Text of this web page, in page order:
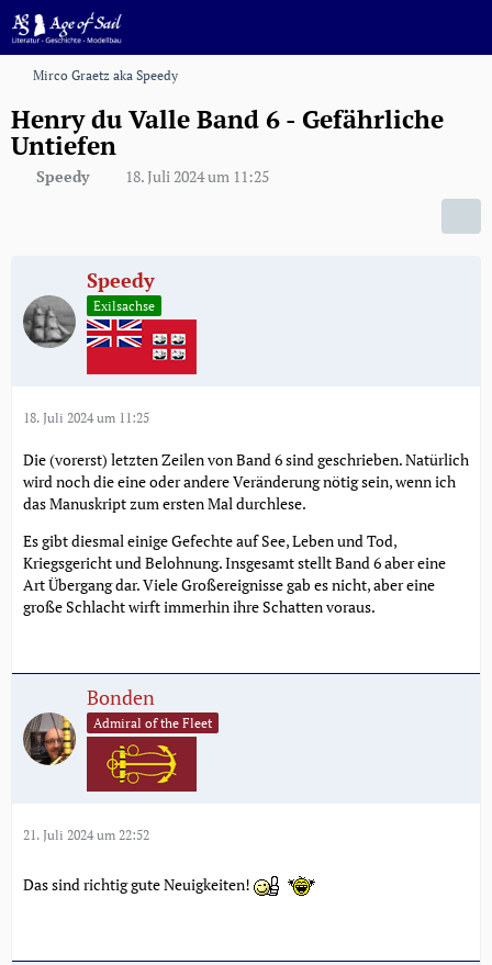
Mirco Graetz aka Speedy
Henry du Valle Band 6 - Gefährliche
Untiefen
Speedy 18. Juli 2024 um 11:25
Speedy
Exilsachse
18. Juli 2024 um 11:25
Die (vorerst) letzten Zeilen von Band 6 sind geschrieben. Natürlich
wird noch die eine oder andere Veränderung nötig sein, wenn ich
das Manuskript zum ersten Mal durchlese.
Es gibt diesmal einige Gefechte auf See, Leben und Tod,
Kriegsgericht und Belohnung. Insgesamt stellt Band 6 aber eine
Art Übergang dar. Viele Großereignisse gab es nicht, aber eine
große Schlacht wirft immerhin ihre Schatten voraus.
Bonden
Admiral of the Fleet
21. Juli 2024 um 22:52
Das sind richtig gute Neuigkeiten!